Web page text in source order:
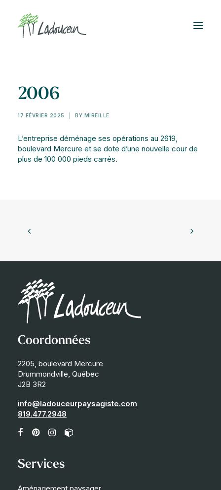
2006
17 FÉVRIER 2025 BY MIREILLE
L’entreprise déménage ses opérations au 2619,
boulevard Mercure et se dote d’une nouvelle cour de
plus de 100 000 pieds carrés.
Coordonnées
2205, boulevard Mercure
Drummondville, Québec
J2B 3R2
info@ladouceurpaysagiste.com
819.477.2948
Services